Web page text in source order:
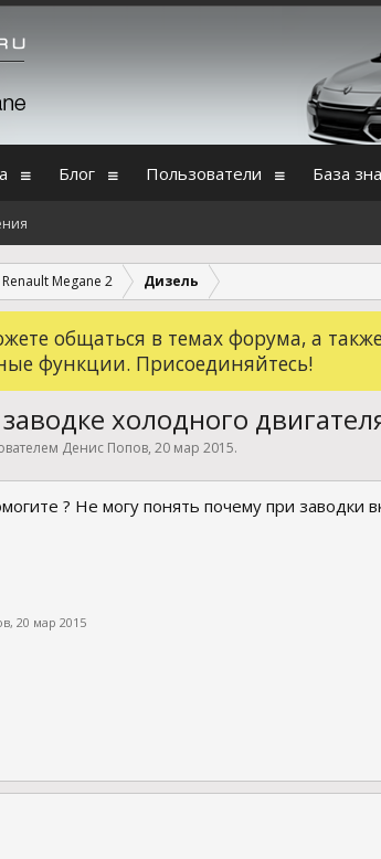
Технический раздел Renault Megane 2 Дизель
общаться в темах форума, а
функции. Присоединяйтесь!
холодного
Денис Попов, 20 мар 2015.
? Не могу понять почему при заводки
, 20 мар 2015
Блог Пользователи База